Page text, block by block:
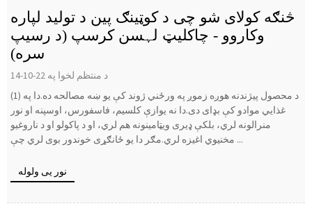
څنګه کولای شو چی د کوټینګ پین د تولید لپاره
وکاروو - چاکلیټ لہسن کرسپ (د رسیپ
سره)
د منتظم لخوا په 22-10-14
(1) د محصول پیژندنه هوږه زموږ په ورځني ژوند کې یو ښه مصالحه ده.دا په
غذايي موادو کې بډای دی.دا نه یوازې کلسیم، فاسفورس، اوسپنه او نور
منرالونه لري، بلکې ډیری ویټامینونه هم لري، او د پاکولو او د ناروغیو
مخنیوي اغیزه لري.مګر دا یو ځانګړی خوندور بوی لري چې ...
نور یی ولوله